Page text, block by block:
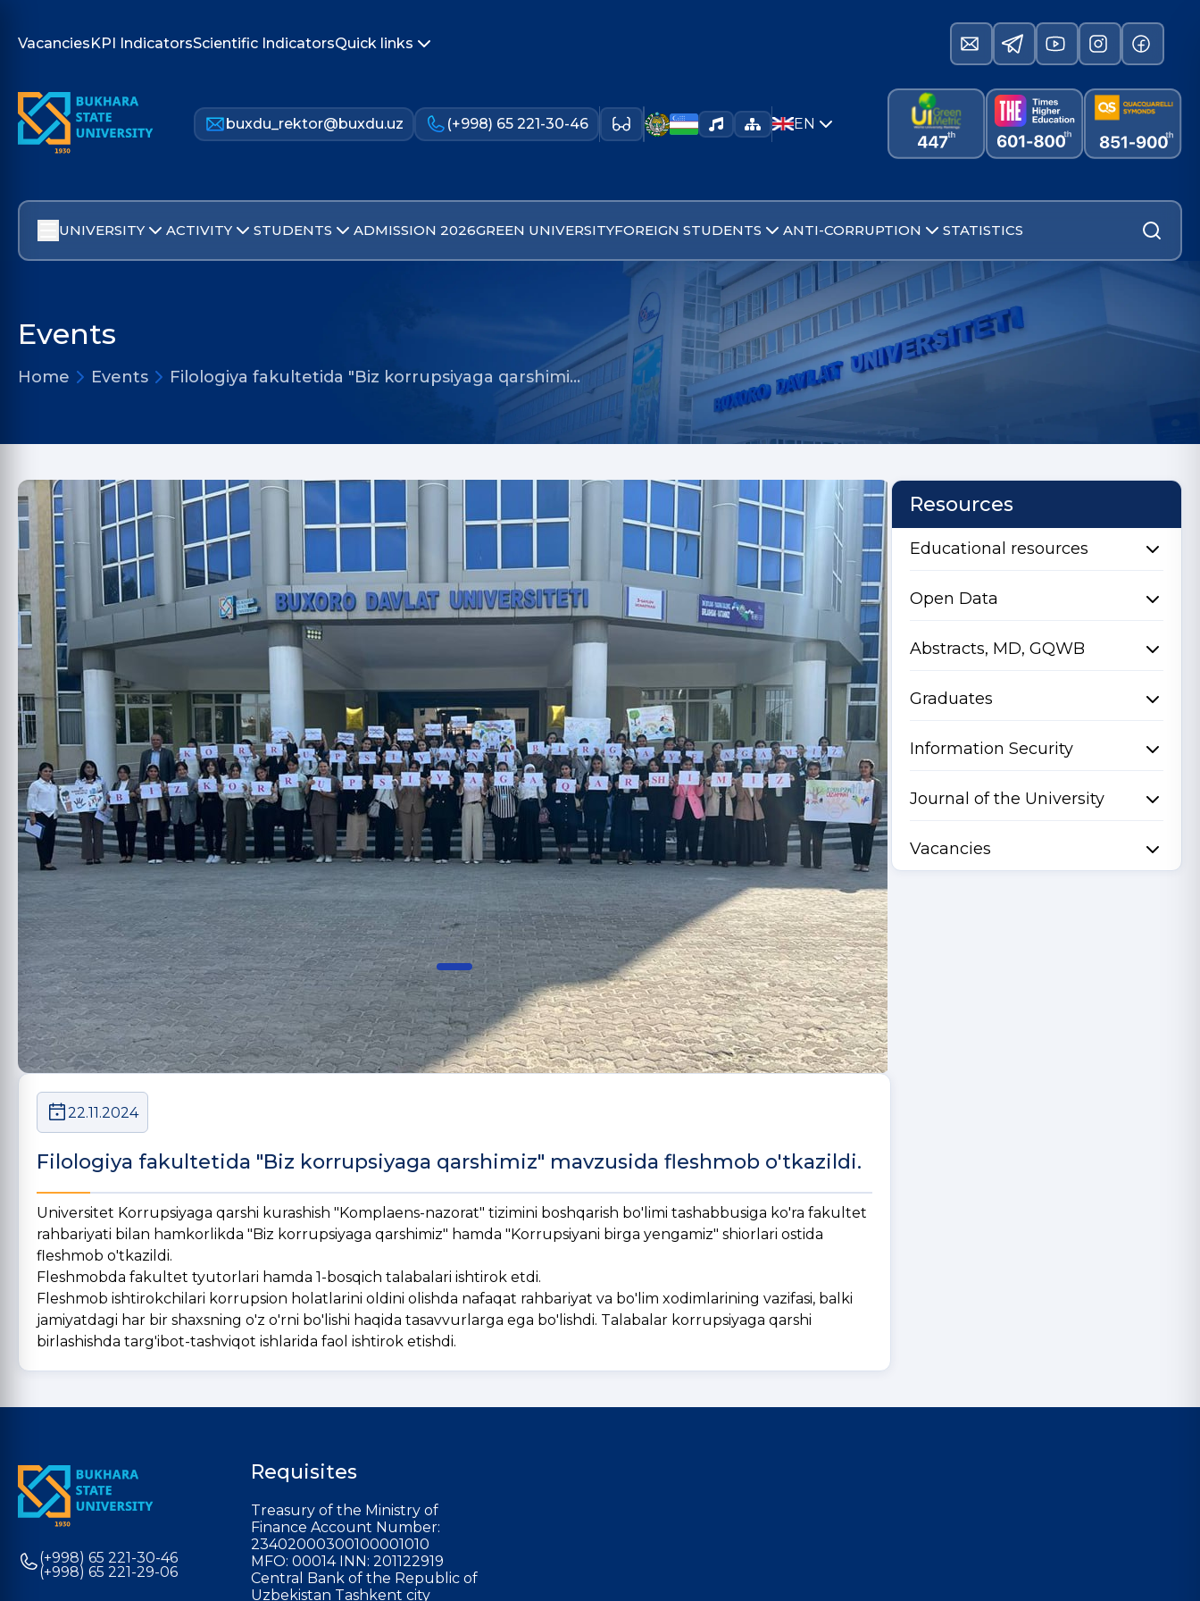
VacanciesKPI IndicatorsScientific IndicatorsQuick links
buxdu_rektor@buxdu.uz (+998) 65 221-30-46 EN
UNIVERSITY ACTIVITY STUDENTS ADMISSION 2026GREEN UNIVERSITYFOREIGN STUDENTS ANTI-CORRUPTION STATISTICS
Events
Home Events Filologiya fakultetida "Biz korrupsiyaga qarshimi…
22.11.2024
Filologiya fakultetida "Biz korrupsiyaga qarshimiz" mavzusida fleshmob o'tkazildi.
Universitet Korrupsiyaga qarshi kurashish "Komplaens-nazorat" tizimini boshqarish bo'limi tashabbusiga ko'ra fakultet
rahbariyati bilan hamkorlikda "Biz korrupsiyaga qarshimiz" hamda "Korrupsiyani birga yengamiz" shiorlari ostida
fleshmob o'tkazildi.
Fleshmobda fakultet tyutorlari hamda 1-bosqich talabalari ishtirok etdi.
Fleshmob ishtirokchilari korrupsion holatlarini oldini olishda nafaqat rahbariyat va bo'lim xodimlarining vazifasi, balki
jamiyatdagi har bir shaxsning o'z o'rni bo'lishi haqida tasavvurlarga ega bo'lishdi. Talabalar korrupsiyaga qarshi
birlashishda targ'ibot-tashviqot ishlarida faol ishtirok etishdi.
Resources
Educational resources
Open Data
Abstracts, MD, GQWB
Graduates
Information Security
Journal of the University
Vacancies
(+998) 65 221-30-46
(+998) 65 221-29-06
Requisites
Treasury of the Ministry of
Finance Account Number:
23402000300100001010
MFO: 00014 INN: 201122919
Central Bank of the Republic of
Uzbekistan Tashkent city